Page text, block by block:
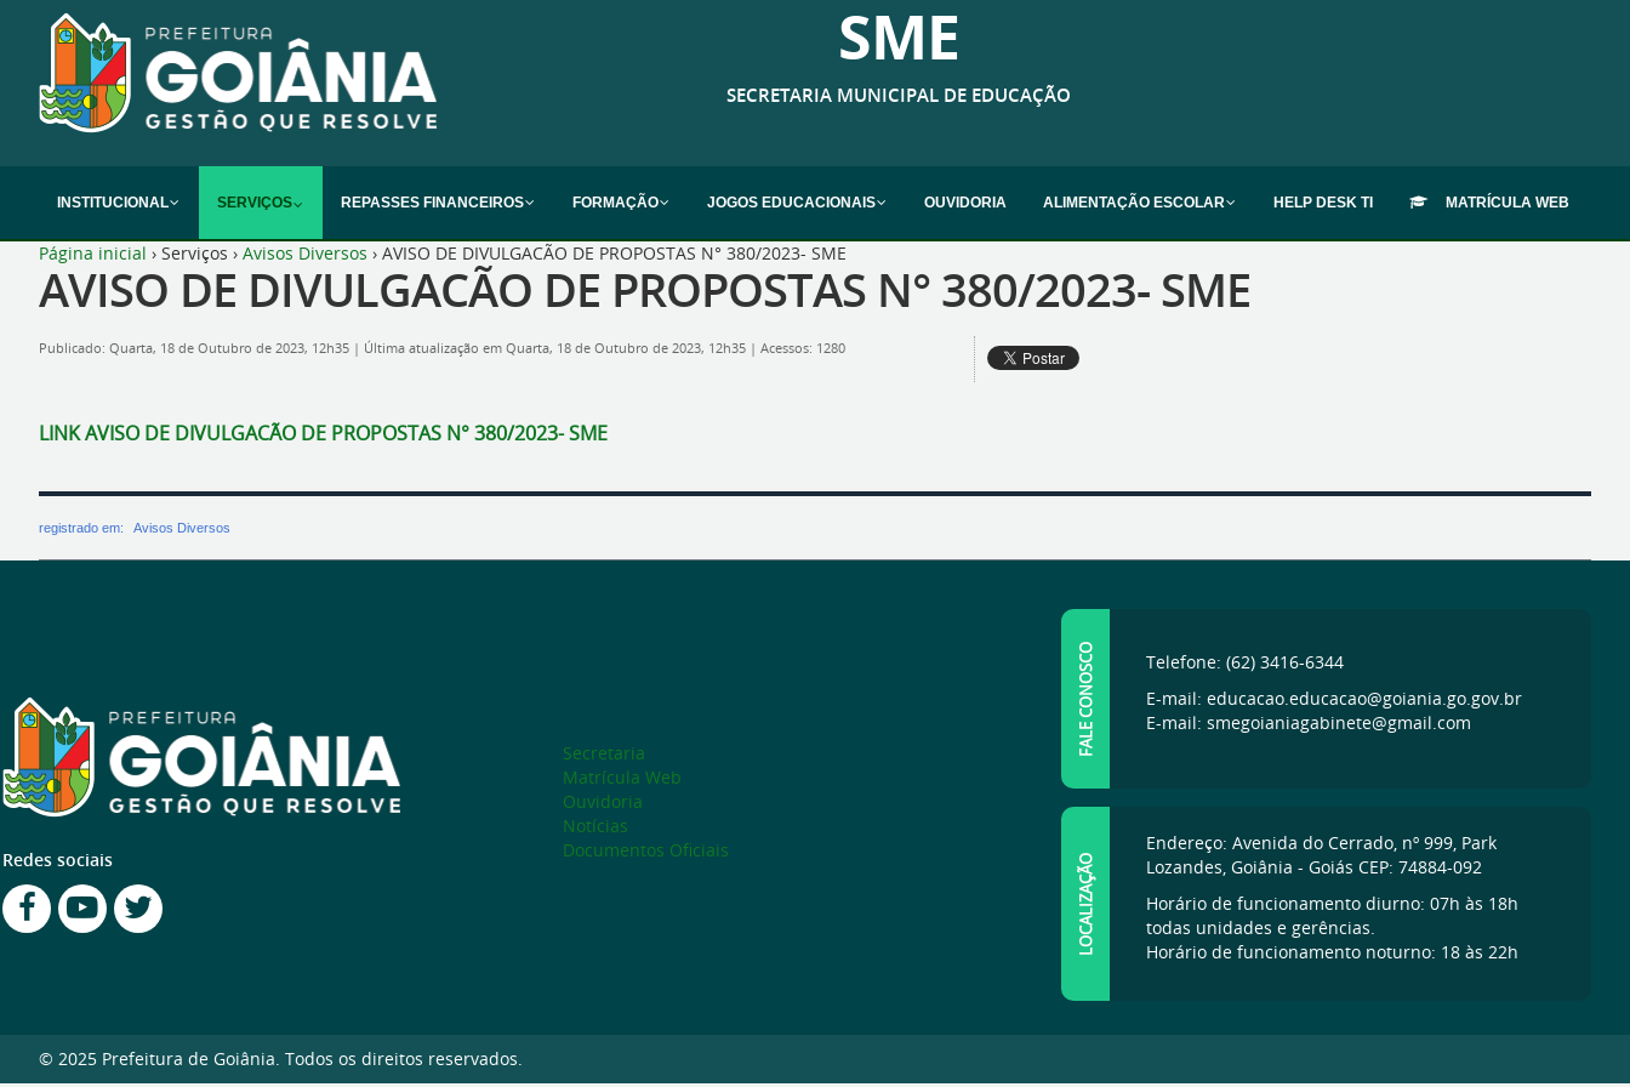
SME
SECRETARIA MUNICIPAL DE EDUCAÇÃO
INSTITUCIONAL SERVIÇOS REPASSES FINANCEIROS FORMAÇÃO JOGOS EDUCACIONAIS OUVIDORIA ALIMENTAÇÃO ESCOLAR HELP DESK TI MATRÍCULA WEB
Página inicial › Serviços › Avisos Diversos › AVISO DE DIVULGACÃO DE PROPOSTAS N° 380/2023- SME
AVISO DE DIVULGACÃO DE PROPOSTAS N° 380/2023- SME
Publicado: Quarta, 18 de Outubro de 2023, 12h35 | Última atualização em Quarta, 18 de Outubro de 2023, 12h35 | Acessos: 1280
LINK AVISO DE DIVULGACÃO DE PROPOSTAS N° 380/2023- SME
registrado em: Avisos Diversos
Redes sociais
Secretaria
Matrícula Web
Ouvidoria
Notícias
Documentos Oficiais
FALE CONOSCO
Telefone: (62) 3416-6344
E-mail: educacao.educacao@goiania.go.gov.br
E-mail: smegoianiagabinete@gmail.com
LOCALIZAÇÃO
Endereço: Avenida do Cerrado, nº 999, Park
Lozandes, Goiânia - Goiás CEP: 74884-092
Horário de funcionamento diurno: 07h às 18h
todas unidades e gerências.
Horário de funcionamento noturno: 18 às 22h
© 2025 Prefeitura de Goiânia. Todos os direitos reservados.